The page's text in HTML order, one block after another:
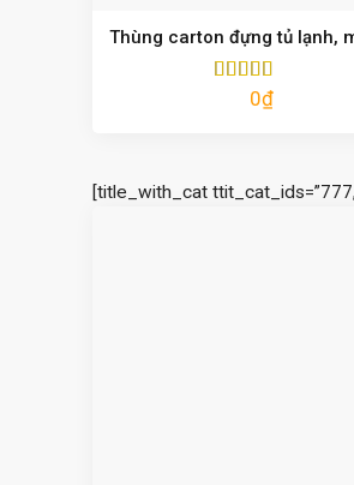
Thùng carton đựng tủ lạnh,
Được xếp
0₫
[title_with_cat